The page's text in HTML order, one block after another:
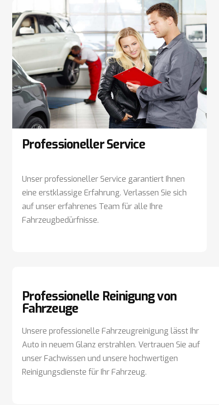
Professioneller Service
Unser professioneller Service garantiert Ihnen
eine erstklassige Erfahrung. Verlassen Sie sich
auf unser erfahrenes Team für alle Ihre
Fahrzeugbedürfnisse.
Professionelle Reinigung von
Fahrzeuge
Unsere professionelle Fahrzeugreinigung lässt Ihr
Auto in neuem Glanz erstrahlen. Vertrauen Sie auf
unser Fachwissen und unsere hochwertigen
Reinigungsdienste für Ihr Fahrzeug.